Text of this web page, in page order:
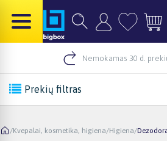
Nemokamas 30 d.
Prekių filtras
/Kvepalai, kosmetika, higiena/Higiena/